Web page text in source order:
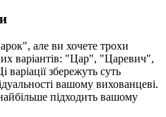
але ви хочете трохи
варіантів: "Цар", "Царевич",
збережуть суть
вашому вихованцеві.
підходить вашому